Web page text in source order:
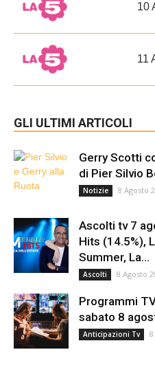
10
11
GLI ULTIMI ARTICOLI
Gerry Scotti
di Pier Silvio
Notizie 8 Agosto
Ascolti tv 7
Hits (14.5%),
Summer, La...
Ascolti 8 Agosto
Programmi
sabato 8
Anticipazioni Tv